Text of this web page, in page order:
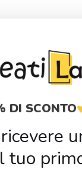
Segnaposto
DI SCONTO
tuo